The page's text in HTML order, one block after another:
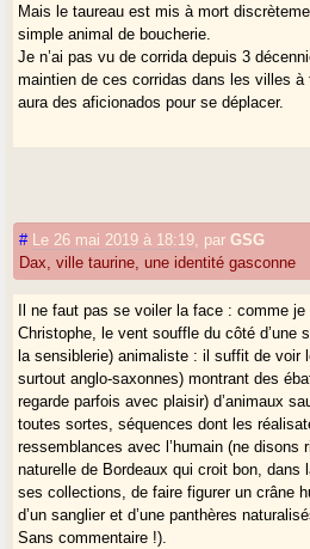
Mais le taureau est mis à mort
simple animal de boucherie.
Je n’ai pas vu de corrida depuis 3
maintien de ces corridas dans les villes à
aura des aficionados pour se déplacer.
# Le 26 mai 2019 à 18:19 parGSG
Dax, ville taurine, une identité gasconne
Il ne faut pas se voiler la face : comme
Christophe, le vent souffle du côté d’une
la sensiblerie) animaliste : il suffit de voir
surtout anglo-saxonnes) montrant des
regarde parfois avec plaisir) d’animaux
toutes sortes, séquences dont les
ressemblances avec l’humain (ne disons
naturelle de Bordeaux qui croit bon, dans
ses collections, de faire figurer un crâne
d’un sanglier et d’une panthères
Sans commentaire !).